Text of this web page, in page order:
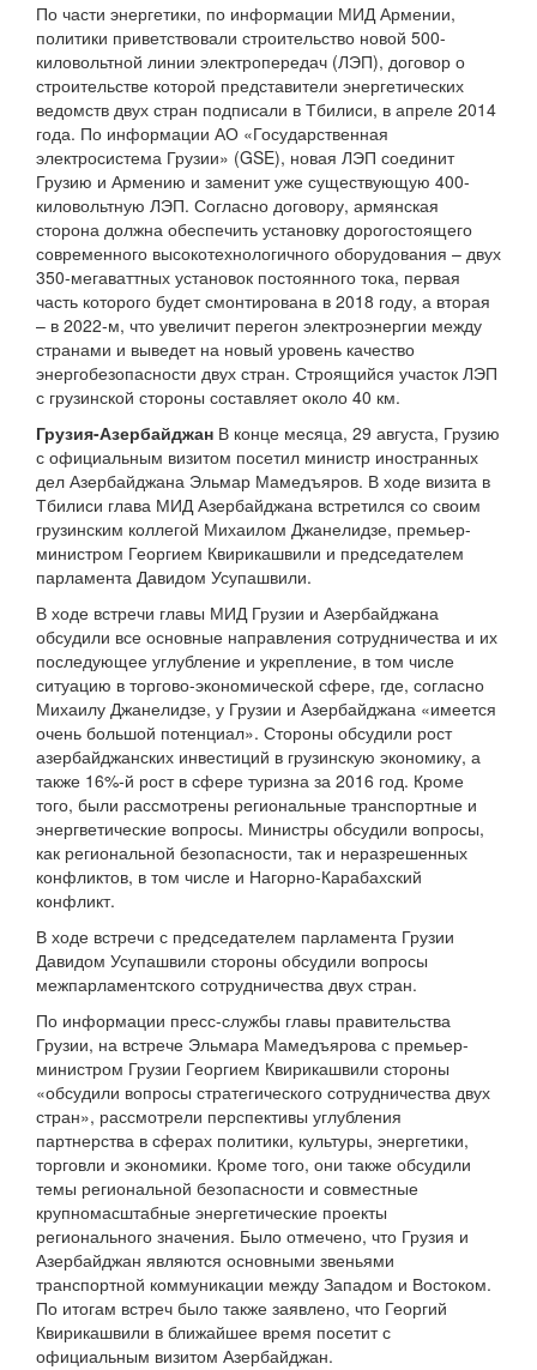
По части энергетики, по информации МИД Армении,
политики приветствовали строительство новой 500-
киловольтной линии электропередач (ЛЭП), договор о
строительстве которой представители энергетических
ведомств двух стран подписали в Тбилиси, в апреле 2014
года. По информации АО «Государственная
электросистема Грузии» (GSE), новая ЛЭП соединит
Грузию и Армению и заменит уже существующую 400-
киловольтную ЛЭП. Согласно договору, армянская
сторона должна обеспечить установку дорогостоящего
современного высокотехнологичного оборудования – двух
350-мегаваттных установок постоянного тока, первая
часть которого будет смонтирована в 2018 году, а вторая
– в 2022-м, что увеличит перегон электроэнергии между
странами и выведет на новый уровень качество
энергобезопасности двух стран. Строящийся участок ЛЭП
с грузинской стороны составляет около 40 км.
Грузия-Азербайджан В конце месяца, 29 августа, Грузию
с официальным визитом посетил министр иностранных
дел Азербайджана Эльмар Мамедъяров. В ходе визита в
Тбилиси глава МИД Азербайджана встретился со своим
грузинским коллегой Михаилом Джанелидзе, премьер-
министром Георгием Квирикашвили и председателем
парламента Давидом Усупашвили.
В ходе встречи главы МИД Грузии и Азербайджана
обсудили все основные направления сотрудничества и их
последующее углубление и укрепление, в том числе
ситуацию в торгово-экономической сфере, где, согласно
Михаилу Джанелидзе, у Грузии и Азербайджана «имеется
очень большой потенциал». Стороны обсудили рост
азербайджанских инвестиций в грузинскую экономику, а
также 16%-й рост в сфере туризна за 2016 год. Кроме
того, были рассмотрены региональные транспортные и
энергветические вопросы. Министры обсудили вопросы,
как региональной безопасности, так и неразрешенных
конфликтов, в том числе и Нагорно-Карабахский
конфликт.
В ходе встречи с председателем парламента Грузии
Давидом Усупашвили стороны обсудили вопросы
межпарламентского сотрудничества двух стран.
По информации пресс-службы главы правительства
Грузии, на встрече Эльмара Мамедъярова с премьер-
министром Грузии Георгием Квирикашвили стороны
«обсудили вопросы стратегического сотрудничества двух
стран», рассмотрели перспективы углубления
партнерства в сферах политики, культуры, энергетики,
торговли и экономики. Кроме того, они также обсудили
темы региональной безопасности и совместные
крупномасштабные энергетические проекты
регионального значения. Было отмечено, что Грузия и
Азербайджан являются основными звеньями
транспортной коммуникации между Западом и Востоком.
По итогам встреч было также заявлено, что Георгий
Квирикашвили в ближайшее время посетит с
официальным визитом Азербайджан.